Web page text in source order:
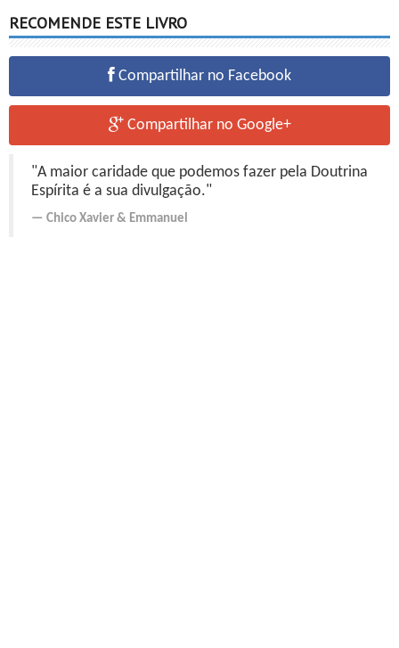
RECOMENDE ESTE LIVRO
Compartilhar no Facebook
Compartilhar no Google+
"A maior caridade que podemos fazer pela Doutrina
Espírita é a sua divulgação."
Chico Xavier & Emmanuel